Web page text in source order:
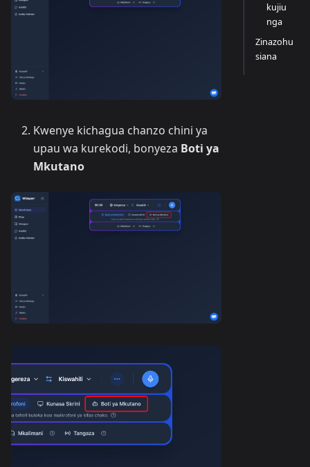
Kwenye kichagua chanzo chini ya
upau wa kurekodi, bonyeza Boti ya
Mkutano
kujiu
nga
Zinazohu
siana